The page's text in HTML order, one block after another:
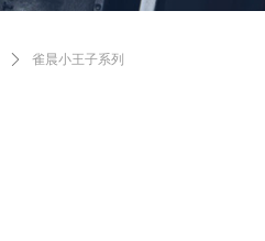
ꄲ 雀晨小王子系列